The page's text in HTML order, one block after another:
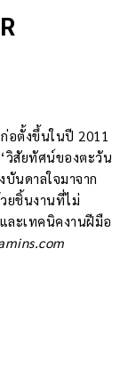
อตั้งขึ้นในปี 2011
วิสัยทัศน์ของตะวัน
นดาลใจมาจาก
ยชิ้นงานที่ไม่
ละเทคนิคงานฝีมือ